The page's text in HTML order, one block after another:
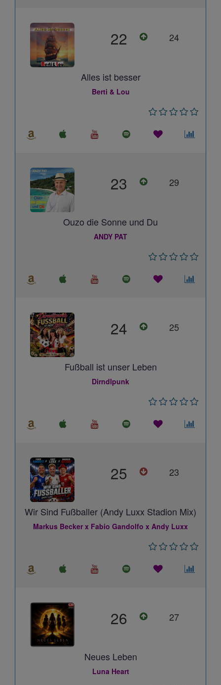
22 24
Alles ist besser
Berti & Lou
23 29
Ouzo die Sonne und Du
ANDY PAT
24 25
Fußball ist unser Leben
Dirndlpunk
25 23
Wir Sind Fußballer (Andy Luxx Stadion Mix)
Markus Becker x Fabio Gandolfo x Andy Luxx
26 27
Neues Leben
Luna Heart